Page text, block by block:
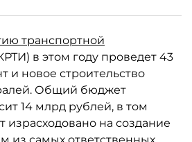
транспортной
в этом году проведет 43
и новое строительство
Общий бюджет
14 млрд рублей, в том
израсходовано на создание